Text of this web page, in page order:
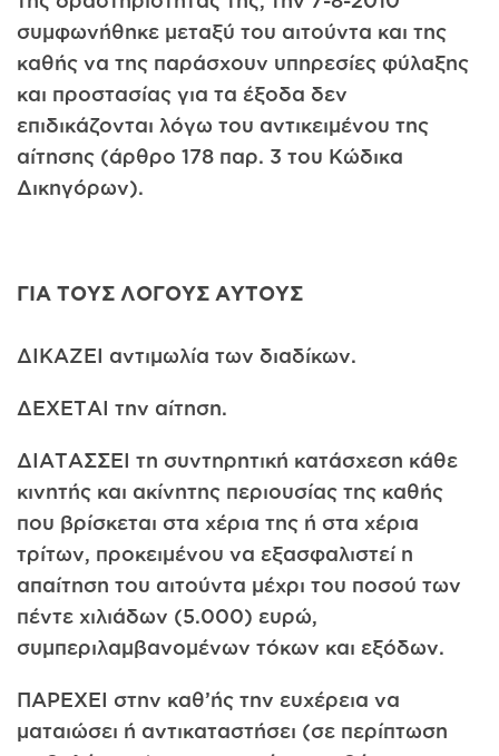
συμφωνήθηκε μεταξύ του αιτούντα και της
καθής να της παράσχουν υπηρεσίες φύλαξης
και προστασίας για τα έξοδα δεν
επιδικάζονται λόγω του αντικειμένου της
αίτησης (άρθρο 178 παρ. 3 του Κώδικα
Δικηγόρων).
ΓΙΑ ΤΟΥΣ ΛΟΓΟΥΣ ΑΥΤΟΥΣ
ΔΙΚΑΖΕΙ αντιμωλία των διαδίκων.
ΔΕΧΕΤΑΙ την αίτηση.
ΔΙΑΤΑΣΣΕΙ τη συντηρητική κατάσχεση κάθε
κινητής και ακίνητης περιουσίας της καθής
που βρίσκεται στα χέρια της ή στα χέρια
τρίτων, προκειμένου να εξασφαλιστεί η
απαίτηση του αιτούντα μέχρι του ποσού των
πέντε χιλιάδων (5.000) ευρώ,
συμπεριλαμβανομένων τόκων και εξόδων.
ΠΑΡΕΧΕΙ στην καθ’ής την ευχέρεια να
ματαιώσει ή αντικαταστήσει (σε περίπτωση